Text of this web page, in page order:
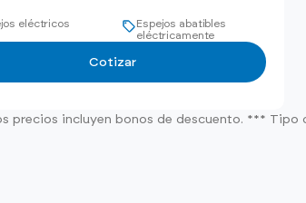
eléctricos
Espejos abatibles
eléctricamente
Cotizar
precios incluyen bonos de descuento. *** Tipo